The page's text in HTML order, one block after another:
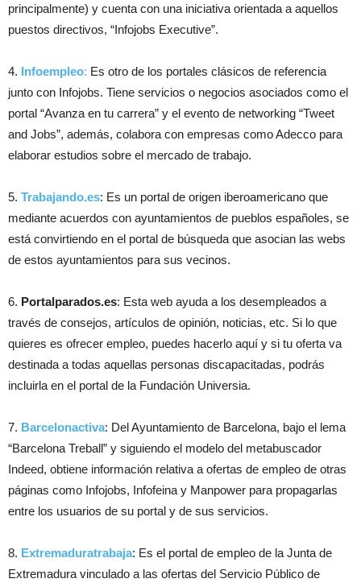
principalmente) y cuenta con una iniciativa orientada a aquellos
puestos directivos, “Infojobs Executive”.
4. Infoempleo: Es otro de los portales clásicos de referencia
junto con Infojobs. Tiene servicios o negocios asociados como el
portal “Avanza en tu carrera” y el evento de networking “Tweet
and Jobs”, además, colabora con empresas como Adecco para
elaborar estudios sobre el mercado de trabajo.
5. Trabajando.es: Es un portal de origen iberoamericano que
mediante acuerdos con ayuntamientos de pueblos españoles, se
está convirtiendo en el portal de búsqueda que asocian las webs
de estos ayuntamientos para sus vecinos.
6. Portalparados.es: Esta web ayuda a los desempleados a
través de consejos, artículos de opinión, noticias, etc. Si lo que
quieres es ofrecer empleo, puedes hacerlo aquí y si tu oferta va
destinada a todas aquellas personas discapacitadas, podrás
incluirla en el portal de la Fundación Universia.
7. Barcelonactiva: Del Ayuntamiento de Barcelona, bajo el lema
“Barcelona Treball” y siguiendo el modelo del metabuscador
Indeed, obtiene información relativa a ofertas de empleo de otras
páginas como Infojobs, Infofeina y Manpower para propagarlas
entre los usuarios de su portal y de sus servicios.
8. Extremaduratrabaja: Es el portal de empleo de la Junta de
Extremadura vinculado a las ofertas del Servicio Público de